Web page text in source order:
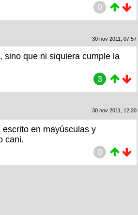
0
30 nov 2011, 07:57
sino que ni siquiera cumple la
3
30 nov 2011, 12:20
escrito en mayúsculas y
cani.
0